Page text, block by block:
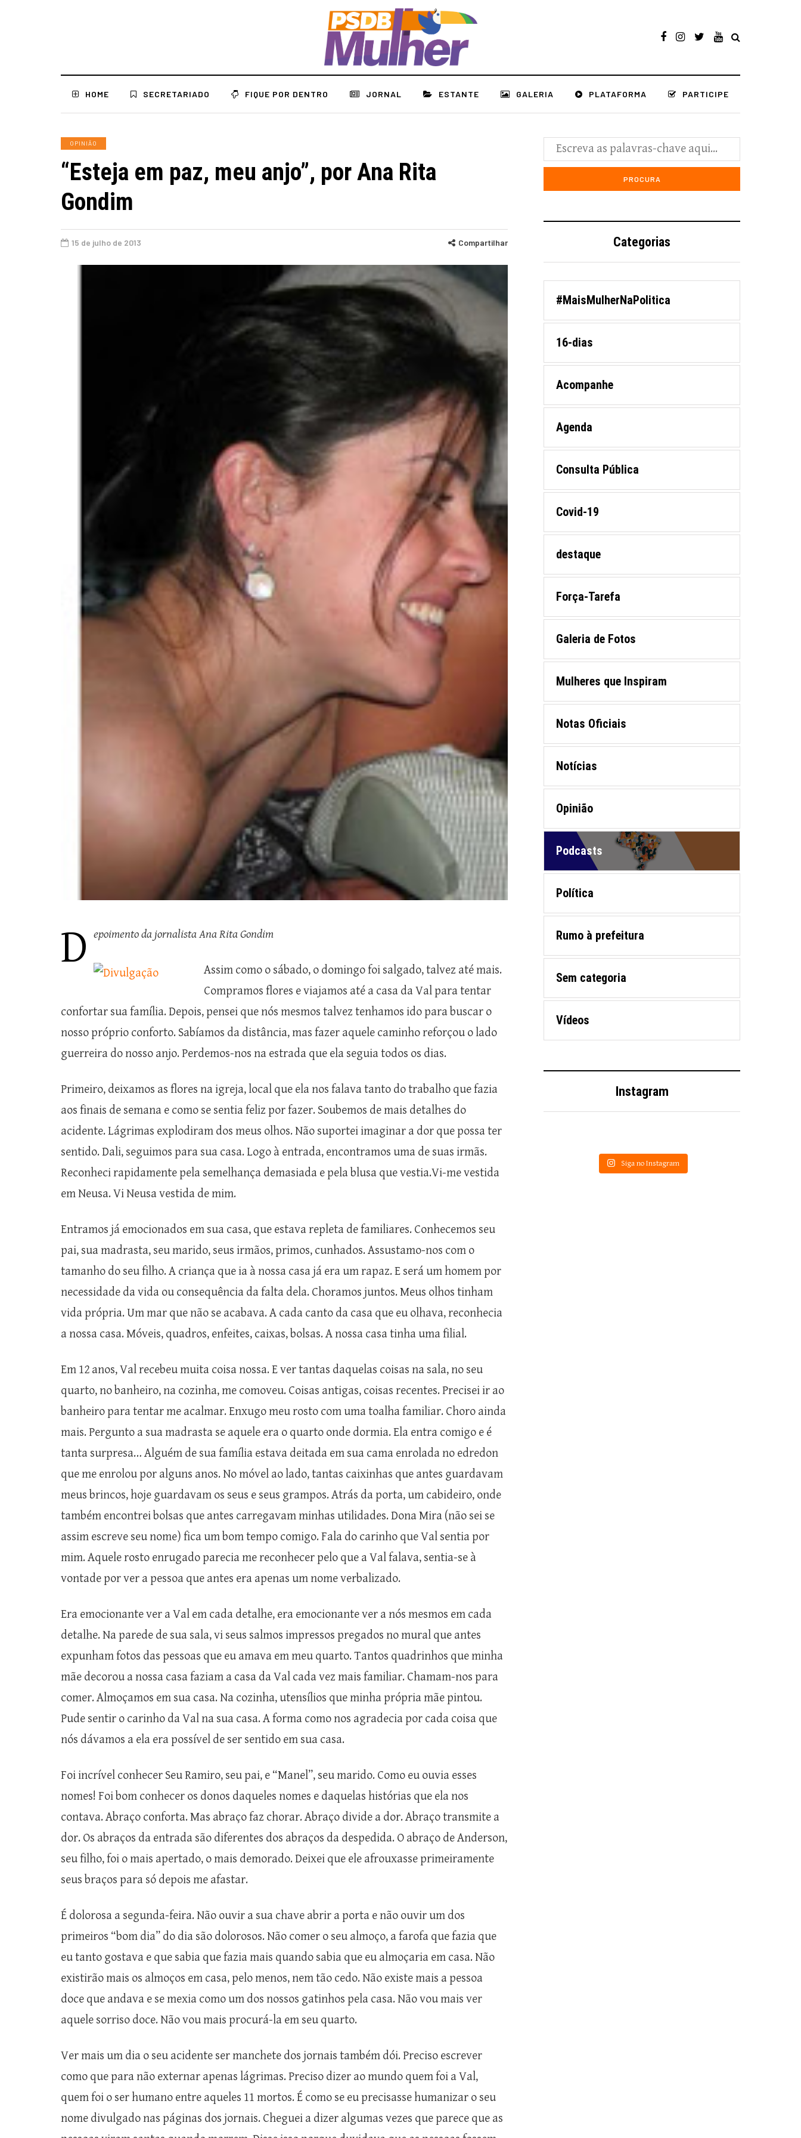
HOME SECRETARIADO FIQUE POR DENTRO JORNAL ESTANTE GALERIA PLATAFORMA PARTICIPE
OPINIÃO
“Esteja em paz, meu anjo”, por Ana Rita
Gondim
15 de julho de 2013 Compartilhar
D epoimento da jornalista Ana Rita Gondim
Assim como o sábado, o domingo foi salgado, talvez até mais.
Compramos flores e viajamos até a casa da Val para tentar
confortar sua família. Depois, pensei que nós mesmos talvez tenhamos ido para buscar o
nosso próprio conforto. Sabíamos da distância, mas fazer aquele caminho reforçou o lado
guerreira do nosso anjo. Perdemos-nos na estrada que ela seguia todos os dias.
Primeiro, deixamos as flores na igreja, local que ela nos falava tanto do trabalho que fazia
aos finais de semana e como se sentia feliz por fazer. Soubemos de mais detalhes do
acidente. Lágrimas explodiram dos meus olhos. Não suportei imaginar a dor que possa ter
sentido. Dali, seguimos para sua casa. Logo à entrada, encontramos uma de suas irmãs.
Reconheci rapidamente pela semelhança demasiada e pela blusa que vestia.Vi-me vestida
em Neusa. Vi Neusa vestida de mim.
Entramos já emocionados em sua casa, que estava repleta de familiares. Conhecemos seu
pai, sua madrasta, seu marido, seus irmãos, primos, cunhados. Assustamo-nos com o
tamanho do seu filho. A criança que ia à nossa casa já era um rapaz. E será um homem por
necessidade da vida ou consequência da falta dela. Choramos juntos. Meus olhos tinham
vida própria. Um mar que não se acabava. A cada canto da casa que eu olhava, reconhecia
a nossa casa. Móveis, quadros, enfeites, caixas, bolsas. A nossa casa tinha uma filial.
Em 12 anos, Val recebeu muita coisa nossa. E ver tantas daquelas coisas na sala, no seu
quarto, no banheiro, na cozinha, me comoveu. Coisas antigas, coisas recentes. Precisei ir ao
banheiro para tentar me acalmar. Enxugo meu rosto com uma toalha familiar. Choro ainda
mais. Pergunto a sua madrasta se aquele era o quarto onde dormia. Ela entra comigo e é
tanta surpresa… Alguém de sua família estava deitada em sua cama enrolada no edredon
que me enrolou por alguns anos. No móvel ao lado, tantas caixinhas que antes guardavam
meus brincos, hoje guardavam os seus e seus grampos. Atrás da porta, um cabideiro, onde
também encontrei bolsas que antes carregavam minhas utilidades. Dona Mira (não sei se
assim escreve seu nome) fica um bom tempo comigo. Fala do carinho que Val sentia por
mim. Aquele rosto enrugado parecia me reconhecer pelo que a Val falava, sentia-se à
vontade por ver a pessoa que antes era apenas um nome verbalizado.
Era emocionante ver a Val em cada detalhe, era emocionante ver a nós mesmos em cada
detalhe. Na parede de sua sala, vi seus salmos impressos pregados no mural que antes
expunham fotos das pessoas que eu amava em meu quarto. Tantos quadrinhos que minha
mãe decorou a nossa casa faziam a casa da Val cada vez mais familiar. Chamam-nos para
comer. Almoçamos em sua casa. Na cozinha, utensílios que minha própria mãe pintou.
Pude sentir o carinho da Val na sua casa. A forma como nos agradecia por cada coisa que
nós dávamos a ela era possível de ser sentido em sua casa.
Foi incrível conhecer Seu Ramiro, seu pai, e “Manel”, seu marido. Como eu ouvia esses
nomes! Foi bom conhecer os donos daqueles nomes e daquelas histórias que ela nos
contava. Abraço conforta. Mas abraço faz chorar. Abraço divide a dor. Abraço transmite a
dor. Os abraços da entrada são diferentes dos abraços da despedida. O abraço de Anderson,
seu filho, foi o mais apertado, o mais demorado. Deixei que ele afrouxasse primeiramente
seus braços para só depois me afastar.
É dolorosa a segunda-feira. Não ouvir a sua chave abrir a porta e não ouvir um dos
primeiros “bom dia” do dia são dolorosos. Não comer o seu almoço, a farofa que fazia que
eu tanto gostava e que sabia que fazia mais quando sabia que eu almoçaria em casa. Não
existirão mais os almoços em casa, pelo menos, nem tão cedo. Não existe mais a pessoa
doce que andava e se mexia como um dos nossos gatinhos pela casa. Não vou mais ver
aquele sorriso doce. Não vou mais procurá-la em seu quarto.
Ver mais um dia o seu acidente ser manchete dos jornais também dói. Preciso escrever
como que para não externar apenas lágrimas. Preciso dizer ao mundo quem foi a Val,
quem foi o ser humano entre aqueles 11 mortos. É como se eu precisasse humanizar o seu
nome divulgado nas páginas dos jornais. Cheguei a dizer algumas vezes que parece que as
Categorias
#MaisMulherNaPolitica
16-dias
Acompanhe
Agenda
Consulta Pública
Covid-19
destaque
Força-Tarefa
Galeria de Fotos
Mulheres que Inspiram
Notas Oficiais
Notícias
Opinião
Podcasts
Política
Rumo à prefeitura
Sem categoria
Vídeos
Instagram
Siga no Instagram